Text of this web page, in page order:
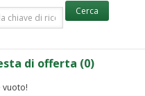
di offerta (0)
vuoto!